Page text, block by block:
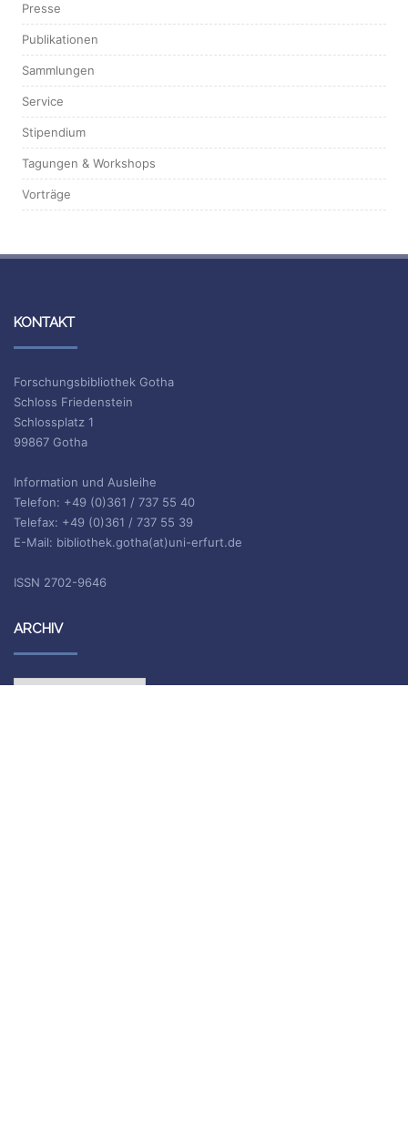
Presse
Publikationen
Sammlungen
Service
Stipendium
Tagungen & Workshops
Vorträge
KONTAKT
Forschungsbibliothek Gotha
Schloss Friedenstein
Schlossplatz 1
99867 Gotha
Information und Ausleihe
Telefon: +49 (0)361 / 737 55 40
Telefax: +49 (0)361 / 737 55 39
E-Mail: bibliothek.gotha(at)uni-erfurt.de
ISSN 2702-9646
ARCHIV
Archiv